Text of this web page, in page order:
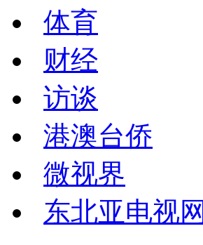
体育
财经
访谈
港澳台侨
微视界
东北亚电视网